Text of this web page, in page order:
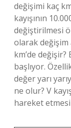
değişimi kaç
kayışının
değiştirilmesi
olarak değişim
km’de
başlıyor.
değer yarı
ne olur? V
hareket